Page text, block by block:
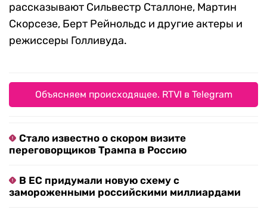
рассказывают Сильвестр Сталлоне, Мартин
Скорсезе, Берт Рейнольдс и другие актеры и
режиссеры Голливуда.
Объясняем происходящее. RTVI в Telegram
Стало известно о скором визите
переговорщиков Трампа в Россию
В ЕС придумали новую схему с
замороженными российскими миллиардами